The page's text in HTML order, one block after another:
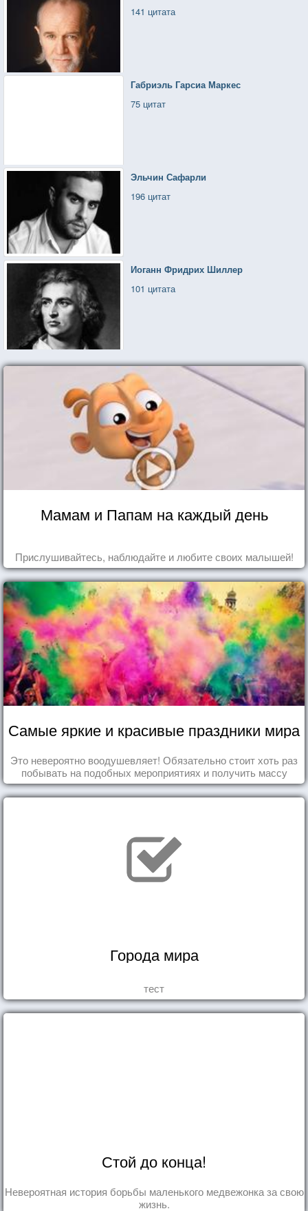
141 цитата
Габриэль Гарсиа Маркес
75 цитат
Эльчин Сафарли
196 цитат
Иоганн Фридрих Шиллер
101 цитата
Мамам и Папам на каждый день
Прислушивайтесь, наблюдайте и любите своих малышей!
Самые яркие и красивые праздники мира
Это невероятно воодушевляет! Обязательно стоит хоть раз
побывать на подобных мероприятиях и получить массу
впечатлений!
Города мира
тест
Стой до конца!
Невероятная история борьбы маленького медвежонка за свою
жизнь.